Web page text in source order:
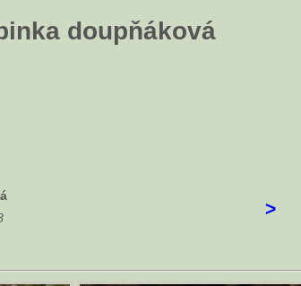
doupňáková
>